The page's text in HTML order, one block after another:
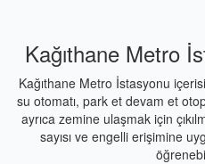
Kağıthane Metro
Kağıthane Metro İstasyonu
su otomatı, park et devam et
ayrıca zemine ulaşmak için
sayısı ve engelli erişimine